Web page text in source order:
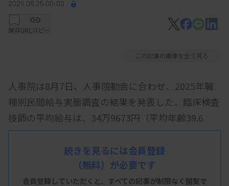
2025.08.25 00:00
保存URLコピー
この記事の画像を全て見る
人事院は8月7日、人事院勧告に合わせ、2025年職
種別民間給与実態調査の結果を発表した。臨床検査
技師の平均給与は、34万9673円（平均年齢39.6
歳）となっている。従業員数50人以上の事業所から
抽出し、4月時点の給与を調査した。
医療職の給与は、医師が120万6883円（44.3歳）、
続きを見るには会員登録
（無料）が必要です
会員登録していただくと、すべての記事が制限なく閲覧で